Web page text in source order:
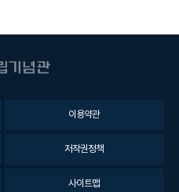
이용약관
저작권정책
사이트맵